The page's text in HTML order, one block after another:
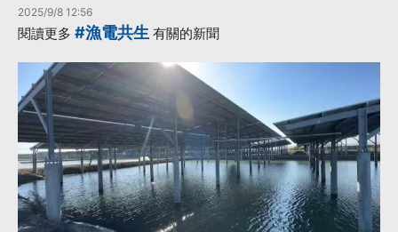
2025/9/8 12:56
閱讀更多 #漁電共生 有關的新聞